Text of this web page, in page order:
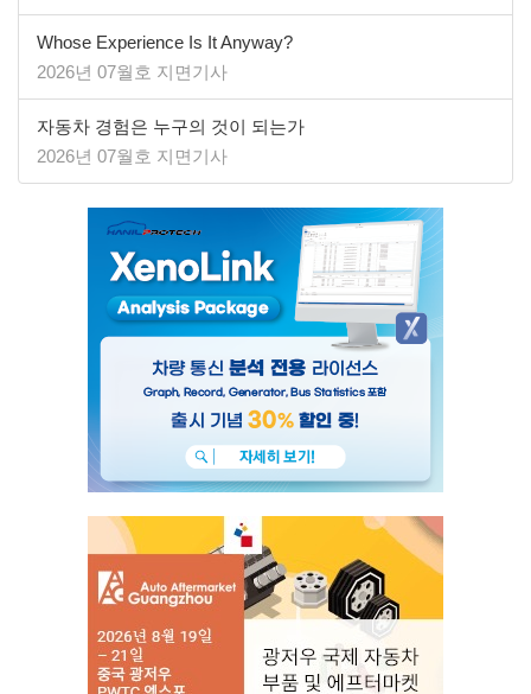
Whose Experience Is It Anyway?
2026년 07월호 지면기사
자동차 경험은 누구의 것이 되는가
2026년 07월호 지면기사